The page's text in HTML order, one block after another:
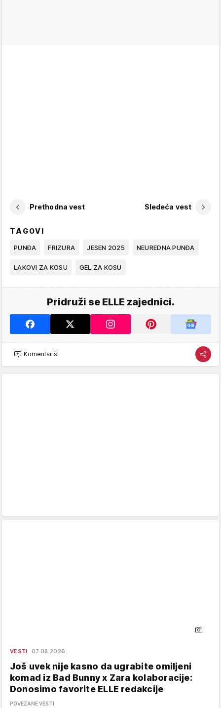
Prethodna vest Sledeća vest
TAGOVI
PUNĐA FRIZURA JESEN 2025 NEUREDNA PUNĐA
LAKOVI ZA KOSU GEL ZA KOSU
Pridruži se ELLE zajednici.
Komentariši
VESTI 07.08.2026.
Još uvek nije kasno da ugrabite omiljeni
komad iz Bad Bunny x Zara kolaboracije:
Donosimo favorite ELLE redakcije
POVEZANE VESTI